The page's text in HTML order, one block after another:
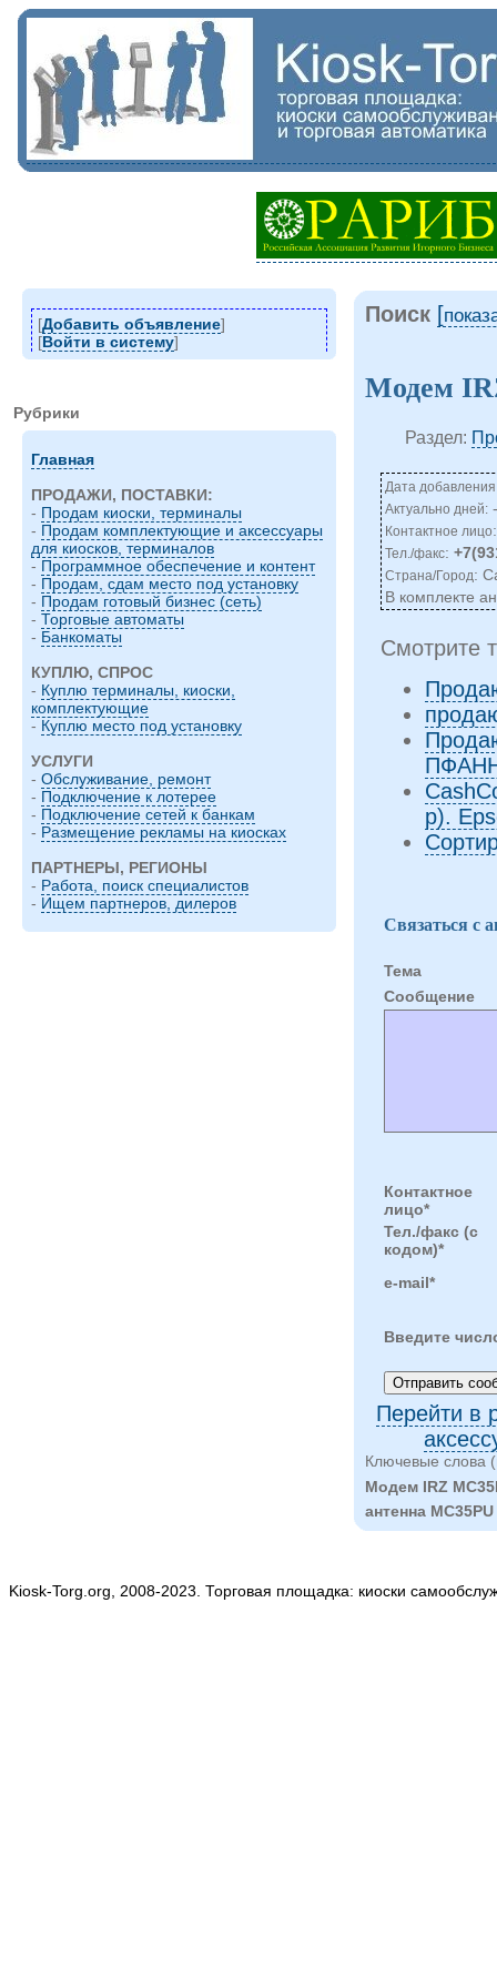
[Добавить объявление]
[Войти в систему]
Рубрики
Главная
ПРОДАЖИ, ПОСТАВКИ:
- Продам киоски, терминалы
- Продам комплектующие и аксессуары
для киосков, терминалов
- Программное обеспечение и контент
- Продам, сдам место под установку
- Продам готовый бизнес (сеть)
- Торговые автоматы
- Банкоматы
КУПЛЮ, СПРОС
- Куплю терминалы, киоски,
комплектующие
- Куплю место под установку
УСЛУГИ
- Обслуживание, ремонт
- Подключение к лотерее
- Подключение сетей к банкам
- Размещение рекламы на киосках
ПАРТНЕРЫ, РЕГИОНЫ
- Работа, поиск специалистов
- Ищем партнеров, дилеров
Поиск [
Модем
Раздел:
Дата
Актуально дней:-
Контактное лицо
Тел./факс:
Страна/Город:
В комплекте
Смотрите
р).
Связаться с
Тема
Cообщение
Контактное
лицо*
Тел./факс (с
кодом)*
e-mail*
Введите
Перейти в
Ключевые слова
Модем IRZ
антенна
Kiosk-Torg.org, 2008-2023. Торговая площадка: киоски